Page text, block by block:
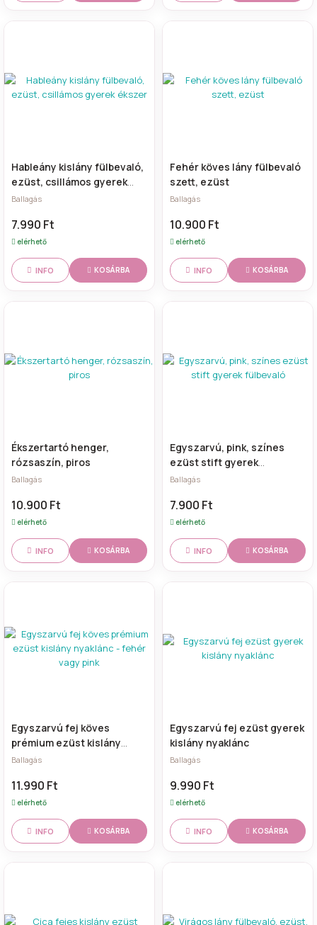
Hableány kislány fülbevaló,
ezüst, csillámos gyerek
ékszer
Ballagás
7.990 Ft
elérhető
INFO KOSÁRBA
Fehér köves lány fülbevaló
szett, ezüst
Ballagás
10.900 Ft
elérhető
INFO KOSÁRBA
Ékszertartó henger,
rózsaszín, piros
Ballagás
10.900 Ft
elérhető
INFO KOSÁRBA
Egyszarvú, pink, színes
ezüst stift gyerek
fülbevaló
Ballagás
7.900 Ft
elérhető
INFO KOSÁRBA
Egyszarvú fej köves
prémium ezüst kislány
nyaklánc - fehér vagy pink
Ballagás
11.990 Ft
elérhető
INFO KOSÁRBA
Egyszarvú fej ezüst gyerek
kislány nyaklánc
Ballagás
9.990 Ft
elérhető
INFO KOSÁRBA